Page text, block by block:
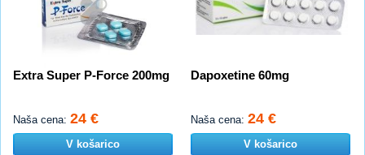
Extra Super P-Force 200mg
Naša cena: 24 €
V košarico
Dapoxetine 60mg
Naša cena: 24 €
V košarico